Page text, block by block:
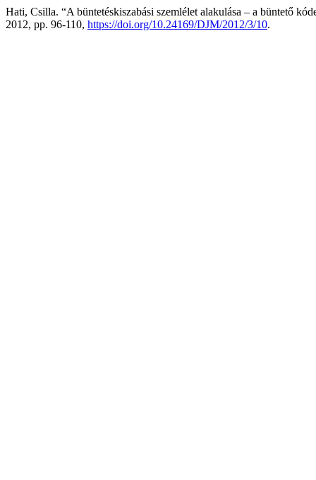
Hati, Csilla. “A büntetéskiszabási szemlélet alakulása – a büntető
2012, pp. 96-110, https://doi.org/10.24169/DJM/2012/3/10.